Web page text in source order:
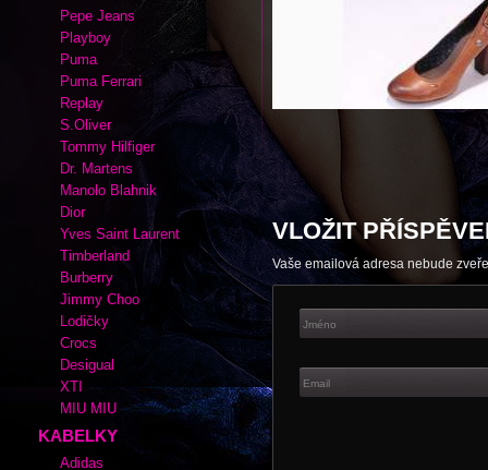
VLOŽIT
Adidas
Cate Gray
Converse
Esprit
Fox
Lacoste
Nike
Pepe Jeans
Playboy
Puma
Puma Ferrari
Replay
S.Oliver
Tommy Hilfiger
Dr. Martens
Manolo Blahnik
Dior
Yves Saint Laurent
Timberland
Burberry
Jimmy Choo